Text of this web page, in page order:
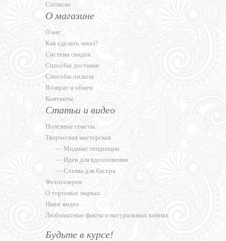
Согласие
О магазине
О нас
Как сделать заказ?
Система скидок
Способы доставки
Способы оплаты
Возврат и обмен
Контакты
Статьи и видео
Полезные советы
Творческая мастерская
— Модные тенденции
— Идеи для вдохновения
— Схемы для бисера
Фотогалерея
О торговых марках
Наше видео
Любопытные факты о натуральных камнях
Будьте в курсе!